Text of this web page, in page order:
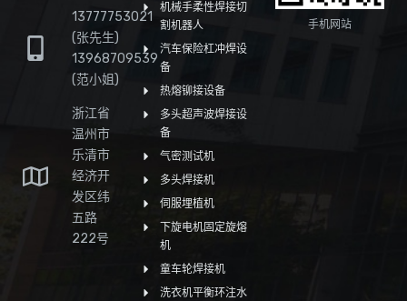
13777753021
(张先生)
13968709539
(范小姐)
浙江省
温州市
乐清市
经济开
发区纬
五路
222号
机械手柔性焊接切
割机器人
汽车保险杠冲焊设
备
热熔铆接设备
多头超声波焊接设
备
气密测试机
多头焊接机
伺服埋植机
下旋电机固定旋熔
机
童车轮焊接机
洗衣机平衡环注水
手机网站